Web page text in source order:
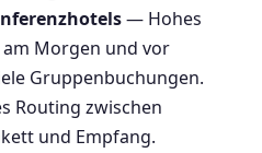
— Hohes
Morgen und vor
Gruppenbuchungen.
Routing zwischen
und Empfang.